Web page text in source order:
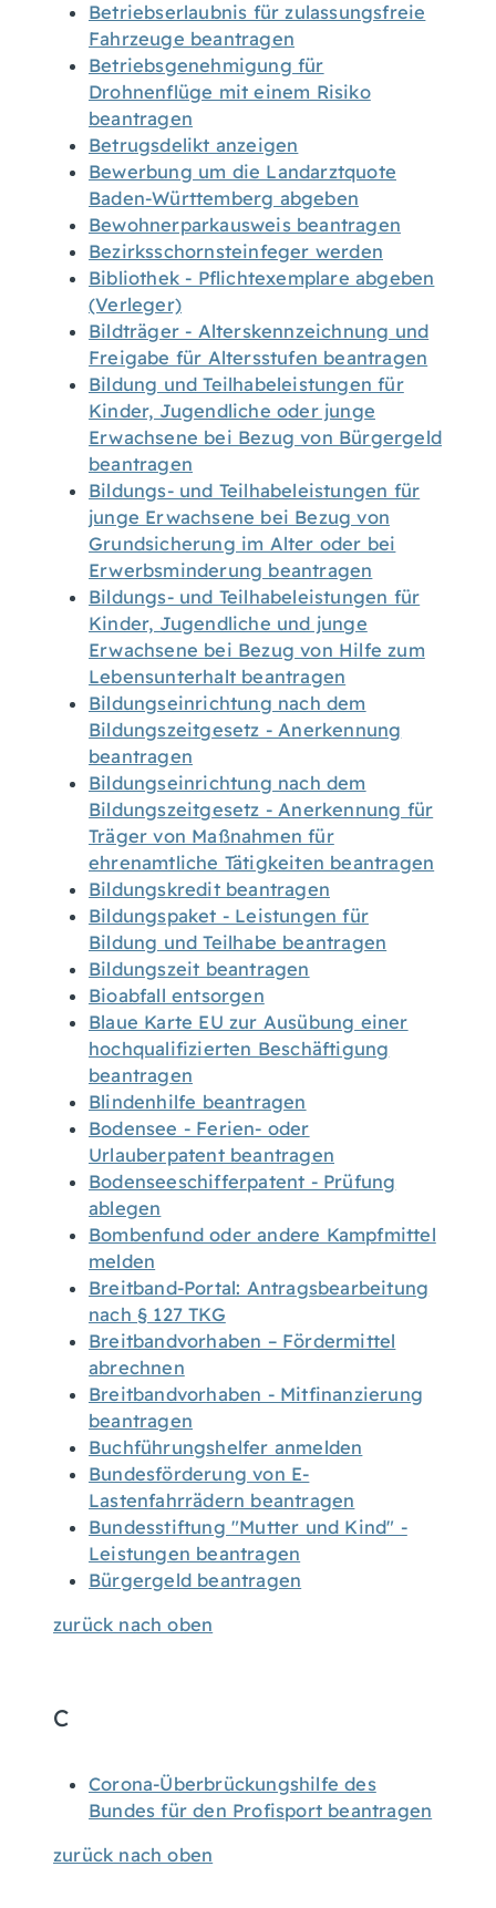
Betriebserlaubnis für zulassungsfreie
Fahrzeuge beantragen
Betriebsgenehmigung für
Drohnenflüge mit einem Risiko
beantragen
Betrugsdelikt anzeigen
Bewerbung um die Landarztquote
Baden-Württemberg abgeben
Bewohnerparkausweis beantragen
Bezirksschornsteinfeger werden
Bibliothek - Pflichtexemplare abgeben
(Verleger)
Bildträger - Alterskennzeichnung und
Freigabe für Altersstufen beantragen
Bildung und Teilhabeleistungen für
Kinder, Jugendliche oder junge
Erwachsene bei Bezug von Bürgergeld
beantragen
Bildungs- und Teilhabeleistungen für
junge Erwachsene bei Bezug von
Grundsicherung im Alter oder bei
Erwerbsminderung beantragen
Bildungs- und Teilhabeleistungen für
Kinder, Jugendliche und junge
Erwachsene bei Bezug von Hilfe zum
Lebensunterhalt beantragen
Bildungseinrichtung nach dem
Bildungszeitgesetz - Anerkennung
beantragen
Bildungseinrichtung nach dem
Bildungszeitgesetz - Anerkennung für
Träger von Maßnahmen für
ehrenamtliche Tätigkeiten beantragen
Bildungskredit beantragen
Bildungspaket - Leistungen für
Bildung und Teilhabe beantragen
Bildungszeit beantragen
Bioabfall entsorgen
Blaue Karte EU zur Ausübung einer
hochqualifizierten Beschäftigung
beantragen
Blindenhilfe beantragen
Bodensee - Ferien- oder
Urlauberpatent beantragen
Bodenseeschifferpatent - Prüfung
ablegen
Bombenfund oder andere Kampfmittel
melden
Breitband-Portal: Antragsbearbeitung
nach § 127 TKG
Breitbandvorhaben – Fördermittel
abrechnen
Breitbandvorhaben - Mitfinanzierung
beantragen
Buchführungshelfer anmelden
Bundesförderung von E-
Lastenfahrrädern beantragen
Bundesstiftung "Mutter und Kind" -
Leistungen beantragen
Bürgergeld beantragen
zurück nach oben
C
Corona-Überbrückungshilfe des
Bundes für den Profisport beantragen
zurück nach oben